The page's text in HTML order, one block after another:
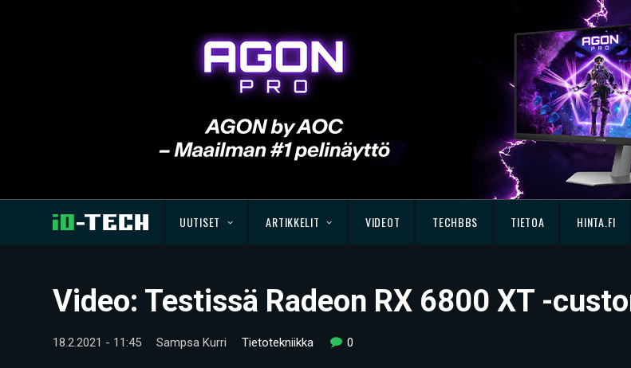
UUTISET ARTIKKELIT VIDEOT TECHBBS TIETOA HINTA.FI
Video: Testissä Radeon RX 6800 XT -
18.2.2021 - 11:45 Sampsa Kurri Tietotekniikka 0